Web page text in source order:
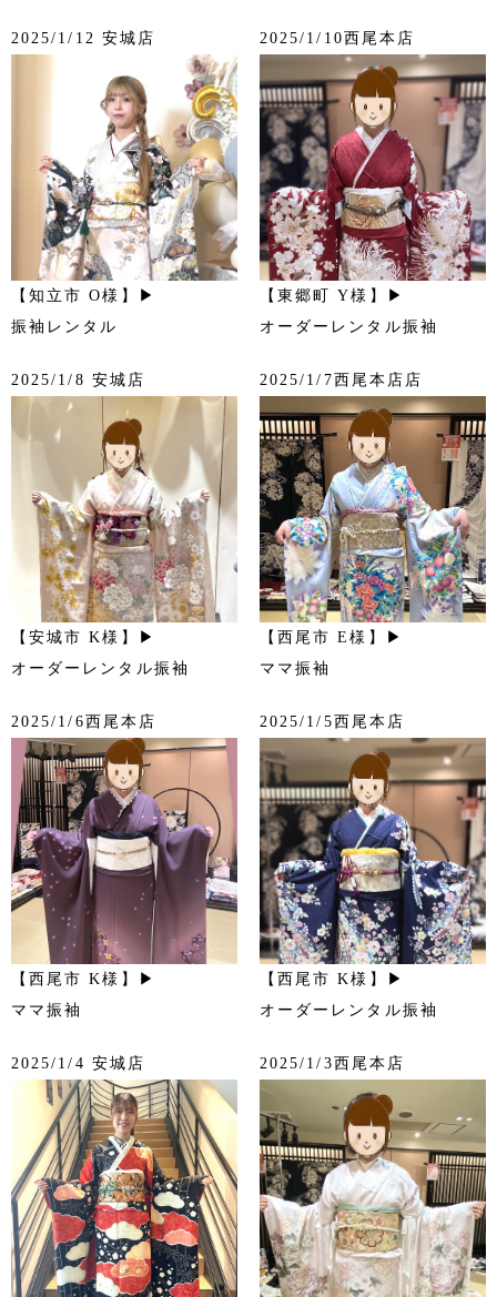
2025/1/12 安城店
【知立市 O様】▶
振袖レンタル
2025/1/10西尾本店
【東郷町 Y様】▶
オーダーレンタル振袖
2025/1/8 安城店
【安城市 K様】▶
オーダーレンタル振袖
2025/1/7西尾本店店
【西尾市 E様】▶
ママ振袖
2025/1/6西尾本店
【西尾市 K様】▶
ママ振袖
2025/1/5西尾本店
【西尾市 K様】▶
オーダーレンタル振袖
2025/1/4 安城店 2025/1/3西尾本店